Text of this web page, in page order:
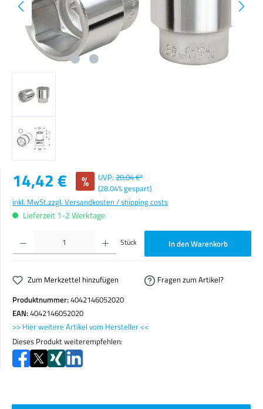
Verkaufspreis:
14,42 € % UVP: 20,04 €*
(28.04% gespart)
inkl. MwSt.zzgl. Versandkosten / shipping costs
Lieferzeit 1-2 Werktage
Produkt Anzahl: Gib den gewünschten Wert ein oder benutze die Schaltflächen um die Anzahl zu
Stück In den Warenkorb
Zum Merkzettel hinzufügen
Fragen zum Artikel?
Produktnummer:4042146052020
EAN:4042146052020
>> Hier weitere Artikel vom Hersteller <<
Dieses Produkt weiterempfehlen: